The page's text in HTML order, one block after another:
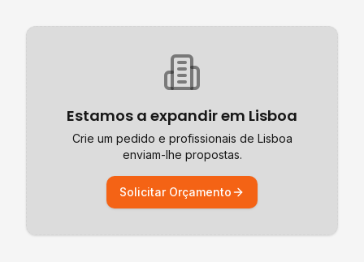
Estamos a expandir em Lisboa
Crie um pedido e profissionais de Lisboa
enviam-lhe propostas.
Solicitar Orçamento